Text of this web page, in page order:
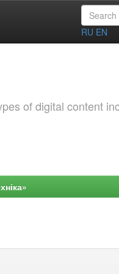
RU EN
of digital content